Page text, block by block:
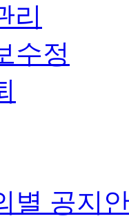
리
수정
별 공지